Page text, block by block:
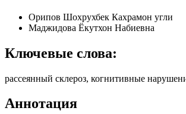
Орипов Шохрухбек Кахрамон угли
Маджидова Ёкутхон Набиевна
Ключевые слова:
рассеянный склероз, когнитивные
Аннотация